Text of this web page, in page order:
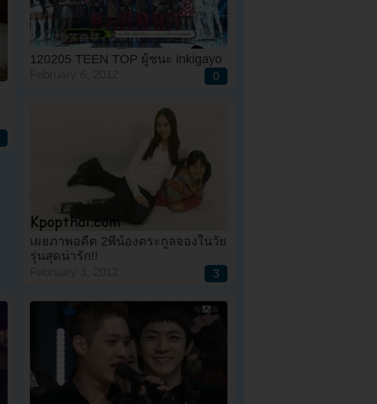
120205 TEEN TOP ผู้ชนะ inkigayo
0
เผยภาพอดีต 2พี่น้องตระกูลจองในวัย
รุ่นสุดน่ารัก!!
3